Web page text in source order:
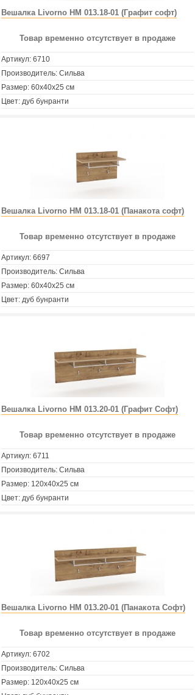
Вешалка Livorno НМ 013.18-01 (Графит софт)
Товар временно отсутствует в продаже
Артикул: 6710
Производитель: Сильва
Размер: 60х40х25 см
Цвет: дуб бунранти
Вешалка Livorno НМ 013.18-01 (Панакота софт)
Товар временно отсутствует в продаже
Артикул: 6697
Производитель: Сильва
Размер: 60х40х25 см
Цвет: дуб бунранти
Вешалка Livorno НМ 013.20-01 (Графит Софт)
Товар временно отсутствует в продаже
Артикул: 6711
Производитель: Сильва
Размер: 120х40х25 см
Цвет: дуб бунранти
Вешалка Livorno НМ 013.20-01 (Панакота Софт)
Товар временно отсутствует в продаже
Артикул: 6702
Производитель: Сильва
Размер: 120х40х25 см